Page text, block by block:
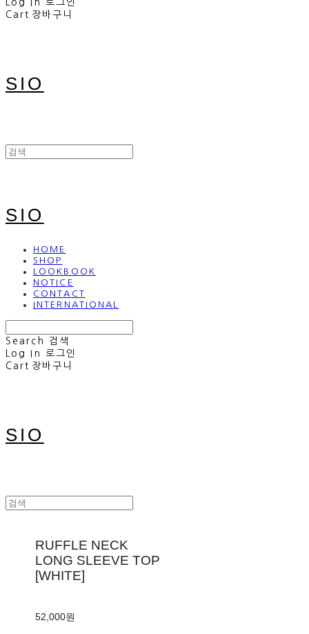
Log In
로그인
Cart 장바구니
SIO
SIO
HOME
SHOP
LOOKBOOK
NOTICE
CONTACT
INTERNATIONAL
Search
검색
Log In
로그인
Cart 장바구니
SIO
RUFFLE NECK
LONG SLEEVE TOP
[WHITE]
52,000원